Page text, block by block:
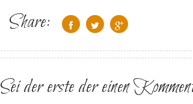
Share:
Sei der erste der einen